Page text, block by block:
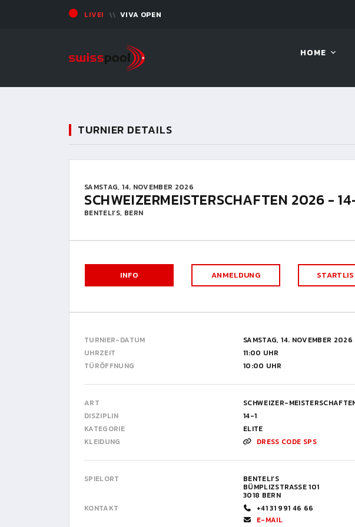
LIVE! VIVA OPEN
HOME
TURNIER DETAILS
SAMSTAG, 14. NOVEMBER 2026
SCHWEIZERMEISTERSCHAFTEN 2026 -
BENTELI’S, BERN
INFO ANMELDUNG
TURNIER-DATUM
SAMSTAG, 14. NOVEMBER 2026
UHRZEIT
11:00 UHR
TÜRÖFFNUNG
10:00 UHR
ART
SCHWEIZER-
DISZIPLIN
14-1
KATEGORIE
ELITE
KLEIDUNG
DRESS CODE SPS
SPIELORT BENTELI’S
BÜMPLIZSTRASSE 101
3018 BERN
KONTAKT
+41 31 991 46 66
E-MAIL